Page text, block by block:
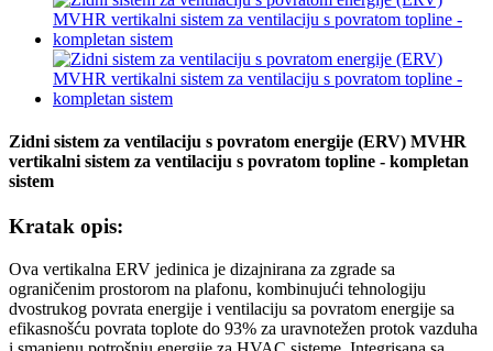
Zidni sistem za ventilaciju s povratom energije (ERV) MVHR
vertikalni sistem za ventilaciju s povratom topline - kompletan
sistem
Kratak opis:
Ova vertikalna ERV jedinica je dizajnirana za zgrade sa
ograničenim prostorom na plafonu, kombinujući tehnologiju
dvostrukog povrata energije i ventilaciju sa povratom energije sa
efikasnošću povrata toplote do 93% za uravnotežen protok vazduha